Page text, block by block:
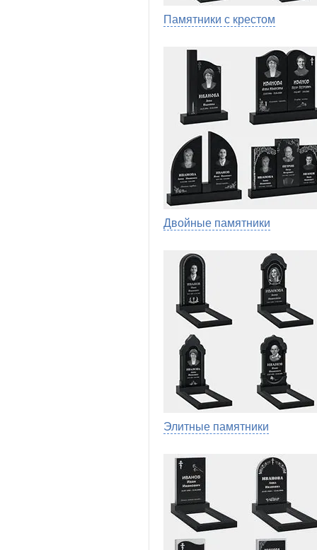
Памятники с крестом
Двойные памятники
Элитные памятники